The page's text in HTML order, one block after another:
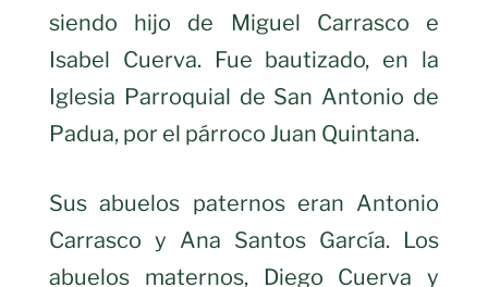
siendo hijo de Miguel Carrasco e
Isabel Cuerva. Fue bautizado, en la
Iglesia Parroquial de San Antonio de
Padua, por el párroco Juan Quintana.
Sus abuelos paternos eran Antonio
Carrasco y Ana Santos García. Los
abuelos maternos, Diego Cuerva y